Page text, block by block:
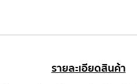
รายละเอียดสินค้า